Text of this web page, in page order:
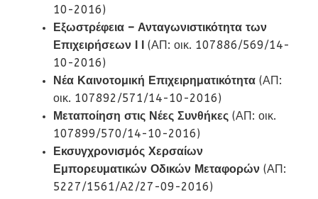
10-2016)
Εξωστρέφεια – Ανταγωνιστικότητα των
Επιχειρήσεων Ι Ι (ΑΠ: οικ. 107886/569/14-
10-2016)
Νέα Καινοτομική Επιχειρηματικότητα (ΑΠ:
οικ. 107892/571/14-10-2016)
Μεταποίηση στις Νέες Συνθήκες (ΑΠ: οικ.
107899/570/14-10-2016)
Εκσυγχρονισμός Χερσαίων
Εμπορευματικών Οδικών Μεταφορών (ΑΠ:
5227/1561/Α2/27-09-2016)